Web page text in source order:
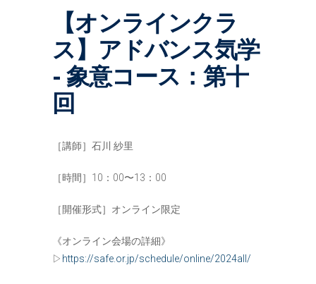
気学/易 セミナー
講師の紹介
入会について
【オンラインクラ
ス】アドバンス気学
- 象意コース：第十
回
［講師］石川 紗里
［時間］10：00〜13：00
［開催形式］オンライン限定
《オンライン会場の詳細》
▷ https://safe.or.jp/schedule/online/2024all/